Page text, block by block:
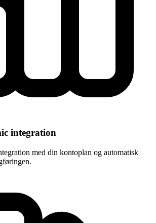
integration
med din kontoplan og automatisk